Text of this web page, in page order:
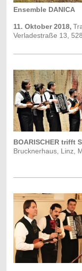
Ensemble DANICA
11. Oktober 2018,
Verladestraße 13,
BOARISCHER trifft
Brucknerhaus, Linz,